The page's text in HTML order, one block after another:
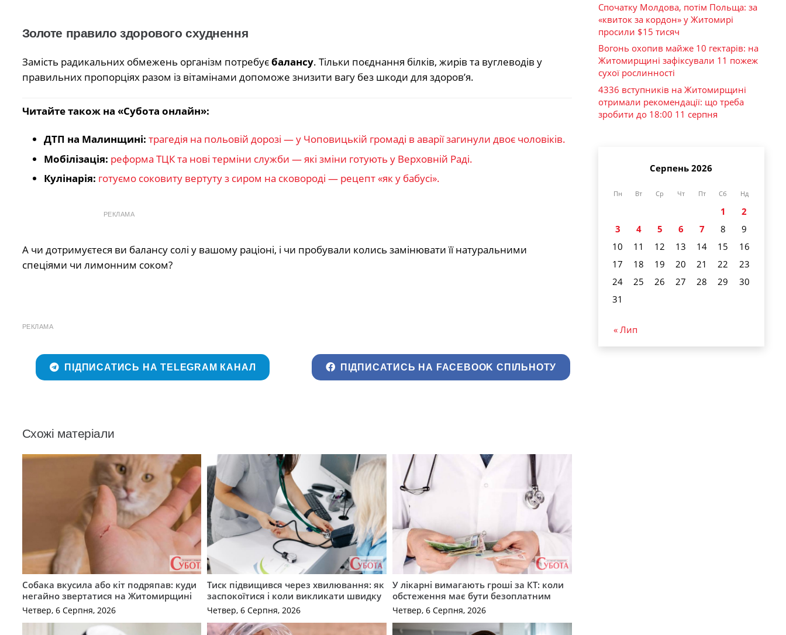
Золоте правило здорового схуднення
Замість радикальних обмежень організм потребуєбалансу. Тільки поєднання білків, жирів та вуглеводів у
правильних пропорціях разом із вітамінами допоможе знизити вагу без шкоди для здоров’я.
Читайте також на «Субота онлайн»:
ДТП на Малинщині: трагедія на польовій дорозі — у Чоповицькій громаді в аварії загинули двоє чоловіків.
Мобілізація: реформа ТЦК та нові терміни служби — які зміни готують у Верховній Раді.
Кулінарія: готуємо соковиту вертуту з сиром на сковороді — рецепт «як у бабусі».
РЕКЛАМА
А чи дотримуєтеся ви балансу солі у вашому раціоні, і чи пробували колись замінювати її натуральними
спеціями чи лимонним соком?
РЕКЛАМА
ПІДПИСАТИСЬ НА TELEGRAM КАНАЛ ПІДПИСАТИСЬ НА FACEBOOK СПІЛЬНОТУ
Схожі матеріали
Собака вкусила або кіт подряпав: куди
негайно звертатися на Житомирщині
Четвер, 6 Серпня, 2026
Тиск підвищився через хвилювання: як
заспокоїтися і коли викликати швидку
Четвер, 6 Серпня, 2026
У лікарні вимагають гроші за КТ: коли
обстеження має бути безоплатним
Четвер, 6 Серпня, 2026
Спочатку Молдова, потім Польща: за
«квиток за кордон» у Житомирі
просили $15 тисяч
Вогонь охопив майже 10 гектарів: на
Житомирщині зафіксували 11 пожеж
сухої рослинності
4336 вступників на Житомирщині
отримали рекомендації: що треба
зробити до 18:00 11 серпня
Серпень 2026
Пн Вт Ср Чт Пт Сб Нд
1
2
3
4 5 6 7 8
9
10
11 12 13 14 15
16
17
18 19 20 21 22
23
24
25 26 27 28 29
30
31
« Лип